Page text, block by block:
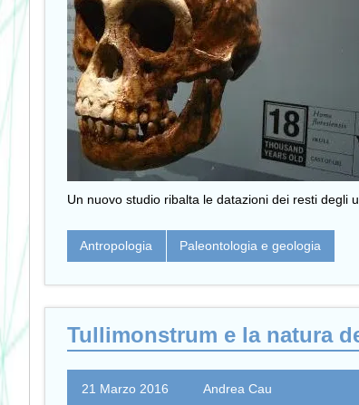
Un nuovo studio ribalta le datazioni dei resti degli
Antropologia Paleontologia e geologia
Tullimonstrum e la natura
21 Marzo 2016 Andrea Cau